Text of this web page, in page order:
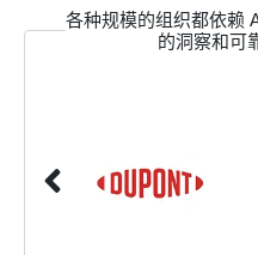
各种规模的组织都依赖
的洞察和可